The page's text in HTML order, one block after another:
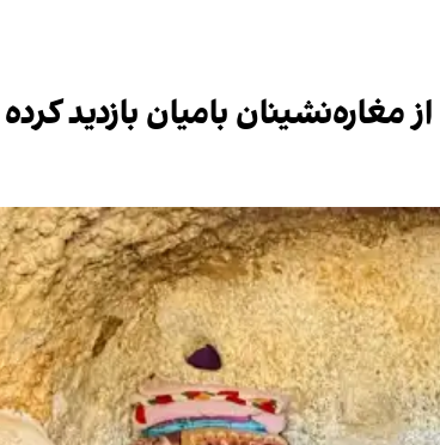
مغاره‌نشینان بامیان بازدید